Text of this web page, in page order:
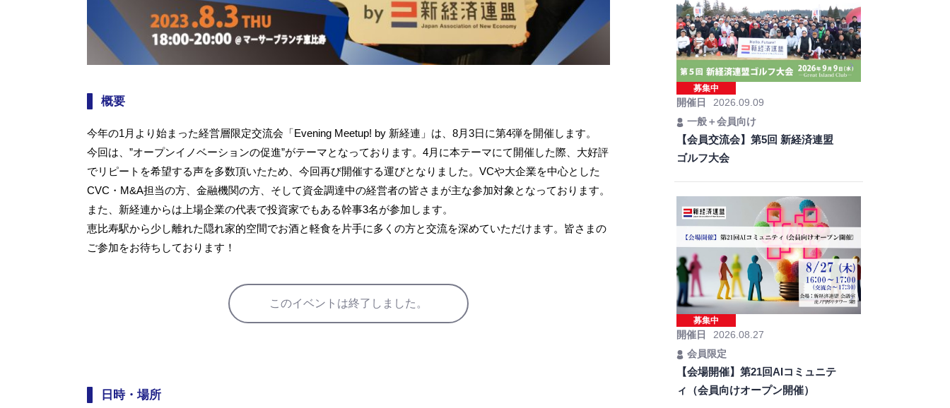
概要
今年の1月より始まった経営層限定交流会「Evening Meetup! by 新経連」は、8月3日に第4弾を開催します。
今回は、”オープンイノベーションの促進”がテーマとなっております。4月に本テーマにて開催した際、大好評
でリピートを希望する声を多数頂いたため、今回再び開催する運びとなりました。VCや大企業を中心とした
CVC・M&A担当の方、金融機関の方、そして資金調達中の経営者の皆さまが主な参加対象となっております。
また、新経連からは上場企業の代表で投資家でもある幹事3名が参加します。
恵比寿駅から少し離れた隠れ家的空間でお酒と軽食を片手に多くの方と交流を深めていただけます。皆さまの
ご参加をお待ちしております！
このイベントは終了しました。
日時・場所
募集中
開催日
2026.09.09
一般＋会員向け
【会員交流会】第5回 新経済連盟
ゴルフ大会
募集中
開催日
2026.08.27
会員限定
【会場開催】第21回AIコミュニテ
ィ（会員向けオープン開催）